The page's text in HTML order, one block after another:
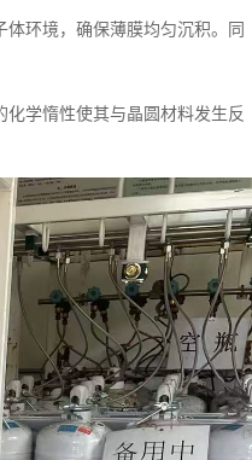
环境，确保薄膜均匀沉积。同
学惰性使其与晶圆材料发生反